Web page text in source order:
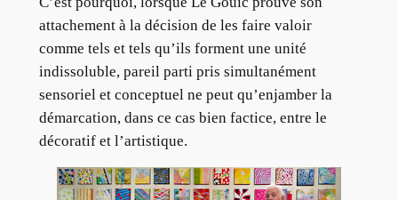
attachement à la décision de les faire valoir
comme tels et tels qu’ils forment une unité
indissoluble, pareil parti pris simultanément
sensoriel et conceptuel ne peut qu’enjamber la
démarcation, dans ce cas bien factice, entre le
décoratif et l’artistique.